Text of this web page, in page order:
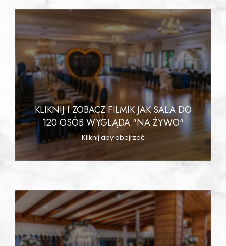
KLIKNIJ I ZOBACZ FILMIK JAK SALA DO
120 OSÓB WYGLĄDA "NA ŻYWO"
Kliknij aby obejrzeć